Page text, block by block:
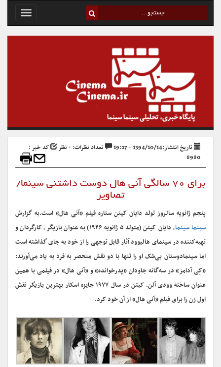
Toggle
تاریخ انتشار:1394/10/14 - 19:27 تعداد نظرات: ۰ نظر
کد خبر :
8980
برای ۷۰ سالگی آنی هال دوست داشتنی سینما/
تصاویر
پنجم ژانویه سالروز تولد دایان کیتن ستاره فیلم «آنی هال» است.به گزارش
سینما سینما
، دایان کیتن (متولد ۵ ژانویه ۱۹۴۶) به عنوان بازیگر، کارگردان و
تهیه‌کننده در سینمای هالیوود آثار قابل توجهی را از خود به جای گذاشته است
اما سینمادوستان بی‌شک او را تنها با دو نقش‌ منحصر به فرد به یاد می‌آورند:
«کِی آدامز» در سه‌گانه جاودان «پدرخوانده» و «آنی هال» در فیلمی با همین
عنوان ساخته وودی آلن. کیتن در سال ۱۹۷۷ جایزه اسکار بهترین بازیگر نقش
اول زن را برای فیلم «آنی هال» از آن خود کرد.